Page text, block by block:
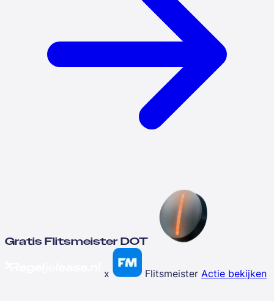
Gratis Flitsmeister DOT
x Flitsmeister Actie bekijken